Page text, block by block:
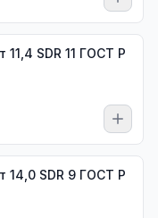
11,4 SDR 11 ГОСТ Р
14,0 SDR 9 ГОСТ Р